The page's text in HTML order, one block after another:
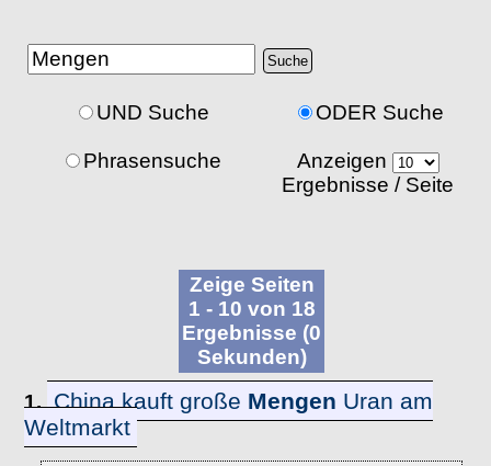
UND Suche
Phrasensuche
ODER Suche
Anzeigen
Ergebnisse / Seite
Zeige Seiten
1 - 10 von 18
Ergebnisse (0
Sekunden)
1. China kauft große Mengen Uran am
Weltmarkt